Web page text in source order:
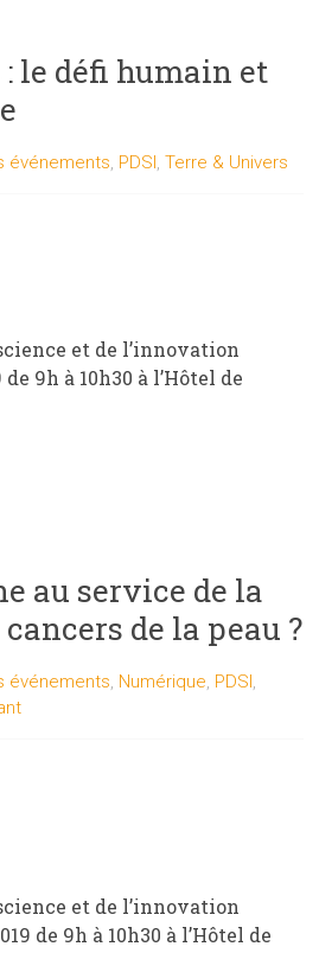
le défi humain et
événements PDSI ,Terre & Univers
et de l’innovation
9h à 10h30 à l’Hôtel de
au service de la
de la peau ?
événements, Numérique, PDSI,
et de l’innovation
de 9h à 10h30 à l’Hôtel de